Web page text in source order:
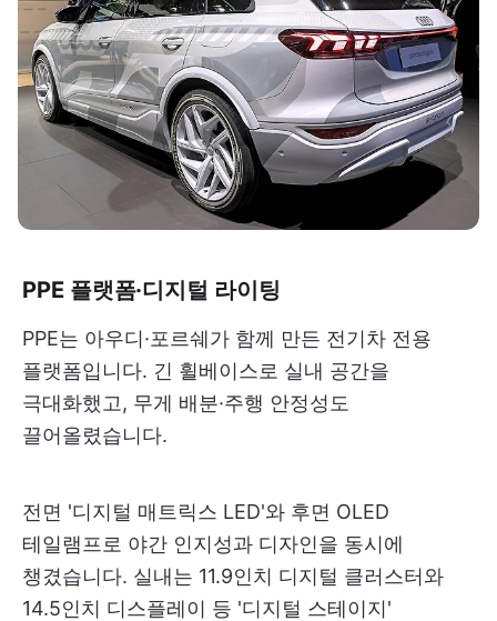
PPE 플랫폼·디지털 라이팅
PPE는 아우디·포르쉐가 함께 만든 전기차 전용
플랫폼입니다. 긴 휠베이스로 실내 공간을
극대화했고, 무게 배분·주행 안정성도
끌어올렸습니다.
전면 '디지털 매트릭스 LED'와 후면 OLED
테일램프로 야간 인지성과 디자인을 동시에
챙겼습니다. 실내는 11.9인치 디지털 클러스터와
14.5인치 디스플레이 등 '디지털 스테이지'